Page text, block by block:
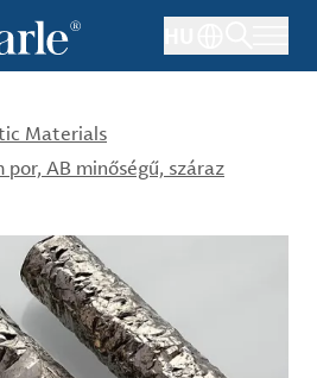
Materials
AB minőségű, száraz